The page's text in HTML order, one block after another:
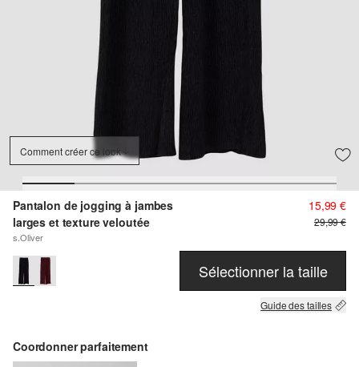
Comment créer ce look
Pantalon de jogging à jambes
larges et texture veloutée
s.Oliver
15,99 €
29,99 €
Sélectionner la taille
Guide des tailles
Coordonner parfaitement